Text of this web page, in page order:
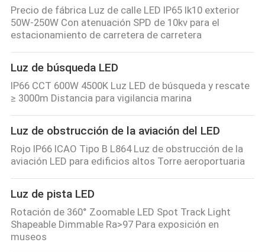
Precio de fábrica Luz de calle LED IP65 Ik10 exterior
50W-250W Con atenuación SPD de 10kv para el
estacionamiento de carretera de carretera
Luz de búsqueda LED
IP66 CCT 600W 4500K Luz LED de búsqueda y rescate
≥ 3000m Distancia para vigilancia marina
Luz de obstrucción de la aviación del LED
Rojo IP66 ICAO Tipo B L864 Luz de obstrucción de la
aviación LED para edificios altos Torre aeroportuaria
Luz de pista LED
Rotación de 360° Zoomable LED Spot Track Light
Shapeable Dimmable Ra>97 Para exposición en
museos